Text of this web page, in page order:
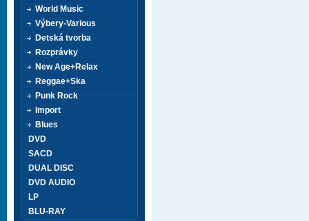
World Music
Výbery-Various
Detská tvorba
Rozprávky
New Age+Relax
Reggae+Ska
Punk Rock
Import
Blues
DVD
SACD
DUAL DISC
DVD AUDIO
LP
BLU-RAY